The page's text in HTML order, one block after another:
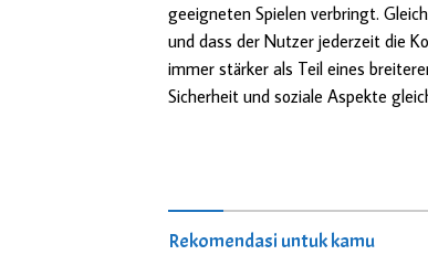
geeigneten Spielen verbringt.
und dass der Nutzer jederzeit die
immer stärker als Teil eines
Sicherheit und soziale Aspekte
Rekomendasi untuk kamu